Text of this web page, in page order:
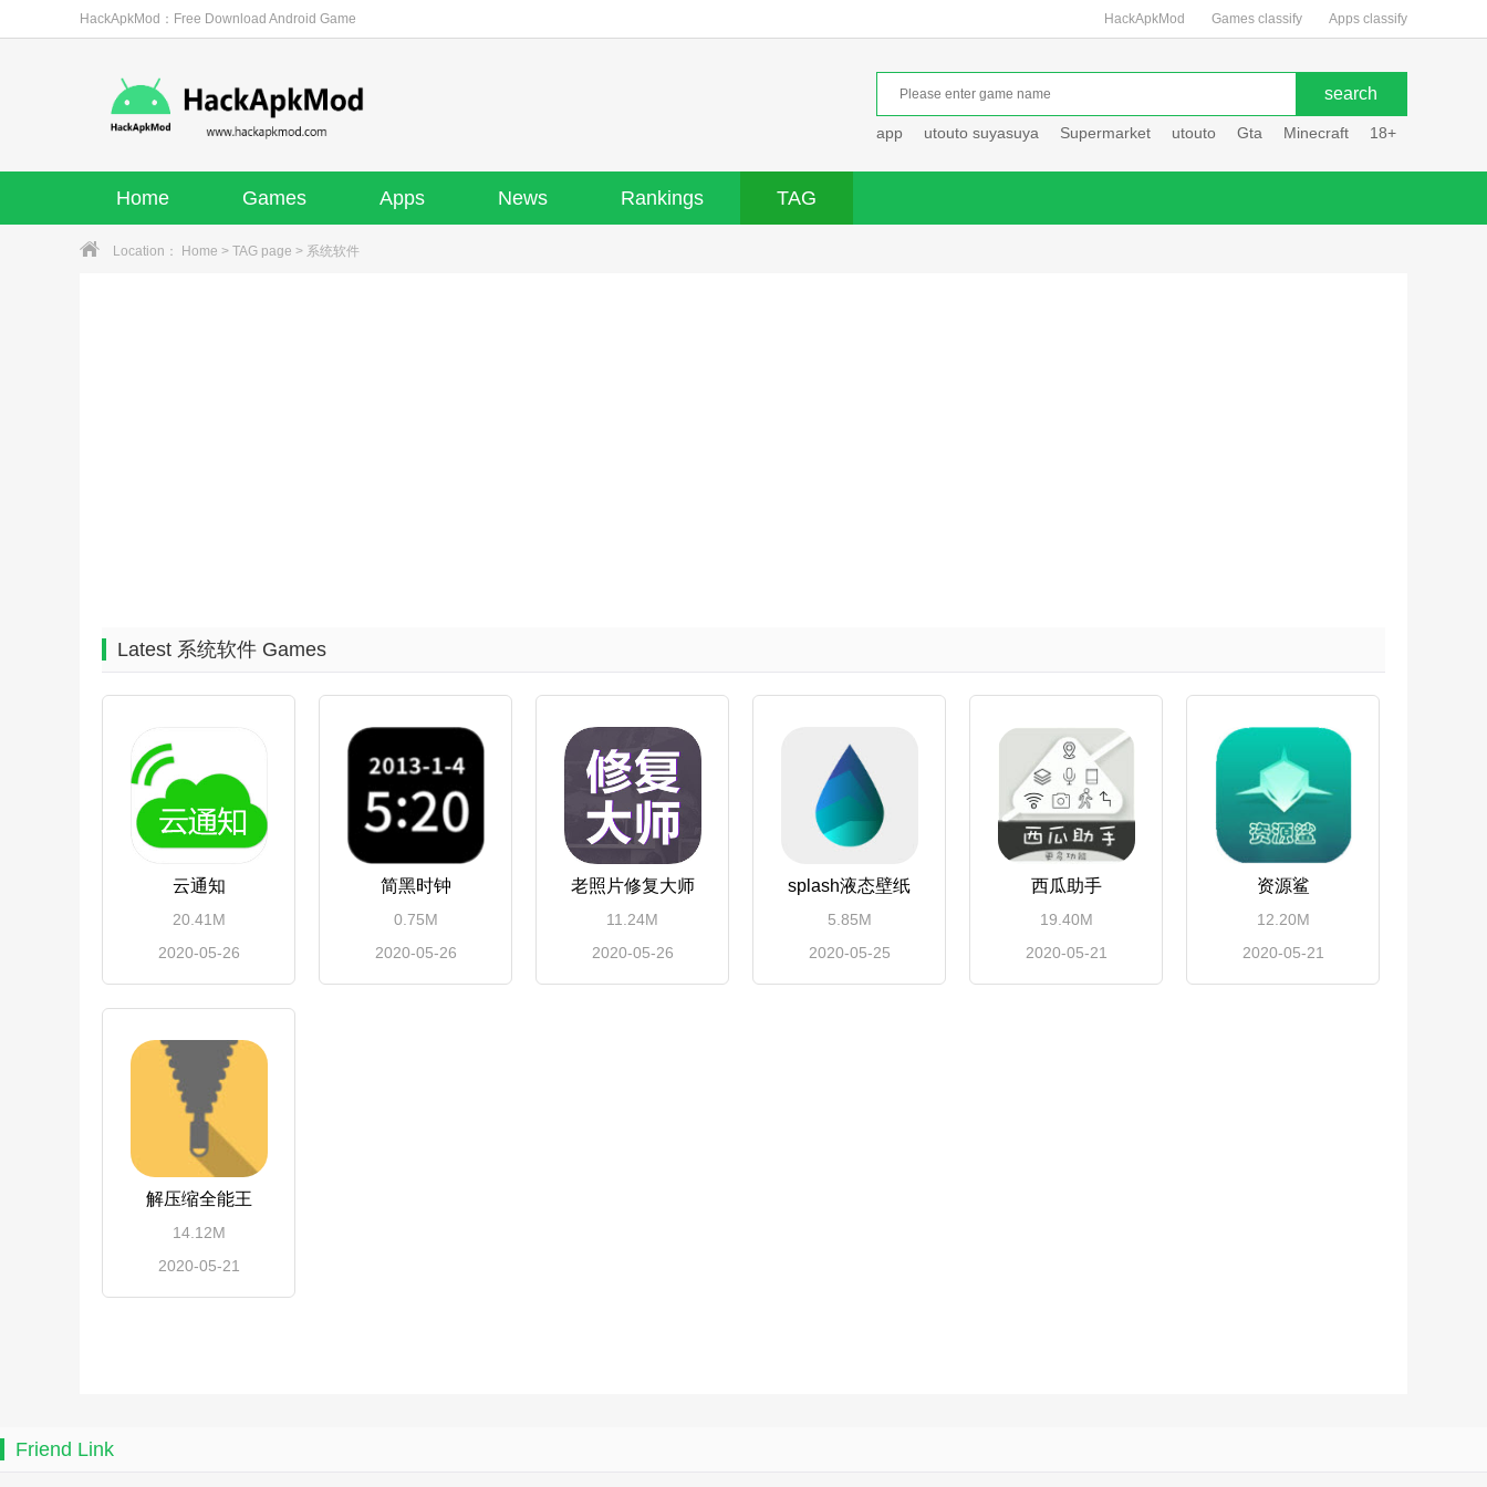
HackApkMod：Free Download Android Game HackApkMod Games classify Apps classify
app utouto suyasuya Supermarket utouto Gta Minecraft 18+
Home Games Apps News Rankings TAG
Location： Home > TAG page > 系统软件
Latest 系统软件 Games
云通知
20.41M
2020-05-26
简黑时钟
0.75M
2020-05-26
老照片修复大师
11.24M
2020-05-26
splash液态壁纸
5.85M
2020-05-25
西瓜助手
19.40M
2020-05-21
资源鲨
12.20M
2020-05-21
解压缩全能王
14.12M
2020-05-21
Friend Link